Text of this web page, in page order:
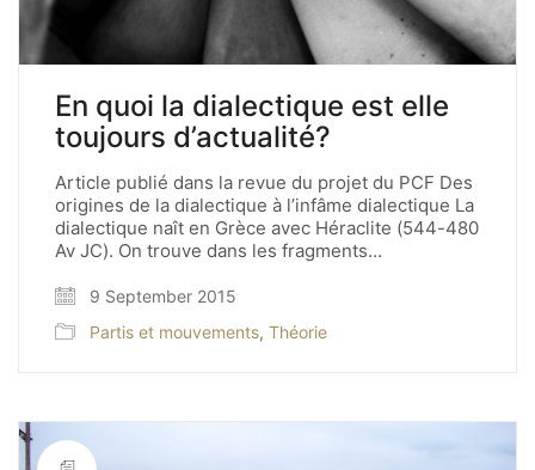
En quoi la dialectique est elle
toujours d’actualité?
Article publié dans la revue du projet du PCF Des
origines de la dialectique à l’infâme dialectique La
dialectique naît en Grèce avec Héraclite (544-480
Av JC). On trouve dans les fragments…
9 September 2015
Partis et mouvements, Théorie